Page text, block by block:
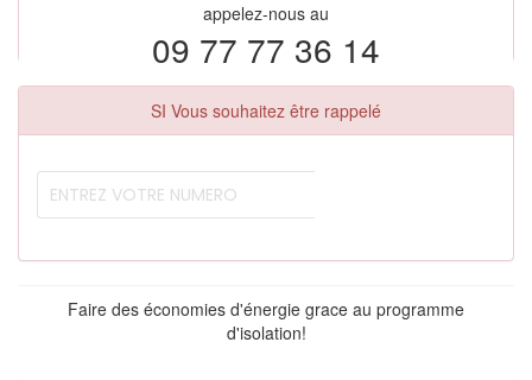
appelez-nous au
09 77 77 36 14
SI Vous souhaitez être rappelé
Faire des économies d'énergie grace au programme
d'isolation!